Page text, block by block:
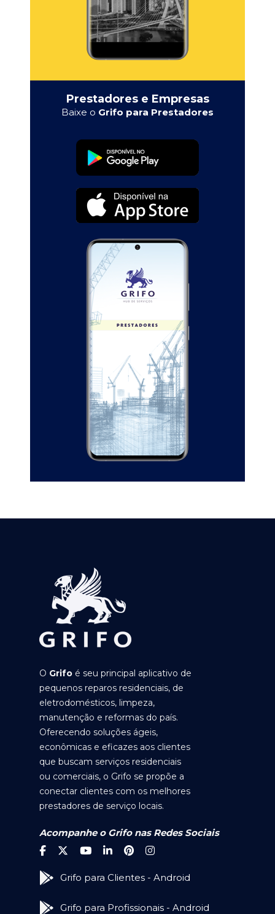
Prestadores e Empresas
Baixe o Grifo para Prestadores
O Grifo é seu principal aplicativo de
pequenos reparos residenciais, de
eletrodomésticos, limpeza,
manutenção e reformas do país.
Oferecendo soluções ágeis,
econômicas e eficazes aos clientes
que buscam serviços residenciais
ou comerciais, o Grifo se propõe a
conectar clientes com os melhores
prestadores de serviço locais.
Acompanhe o Grifo nas Redes Sociais
Grifo para Clientes - Android
Grifo para Profissionais - Android